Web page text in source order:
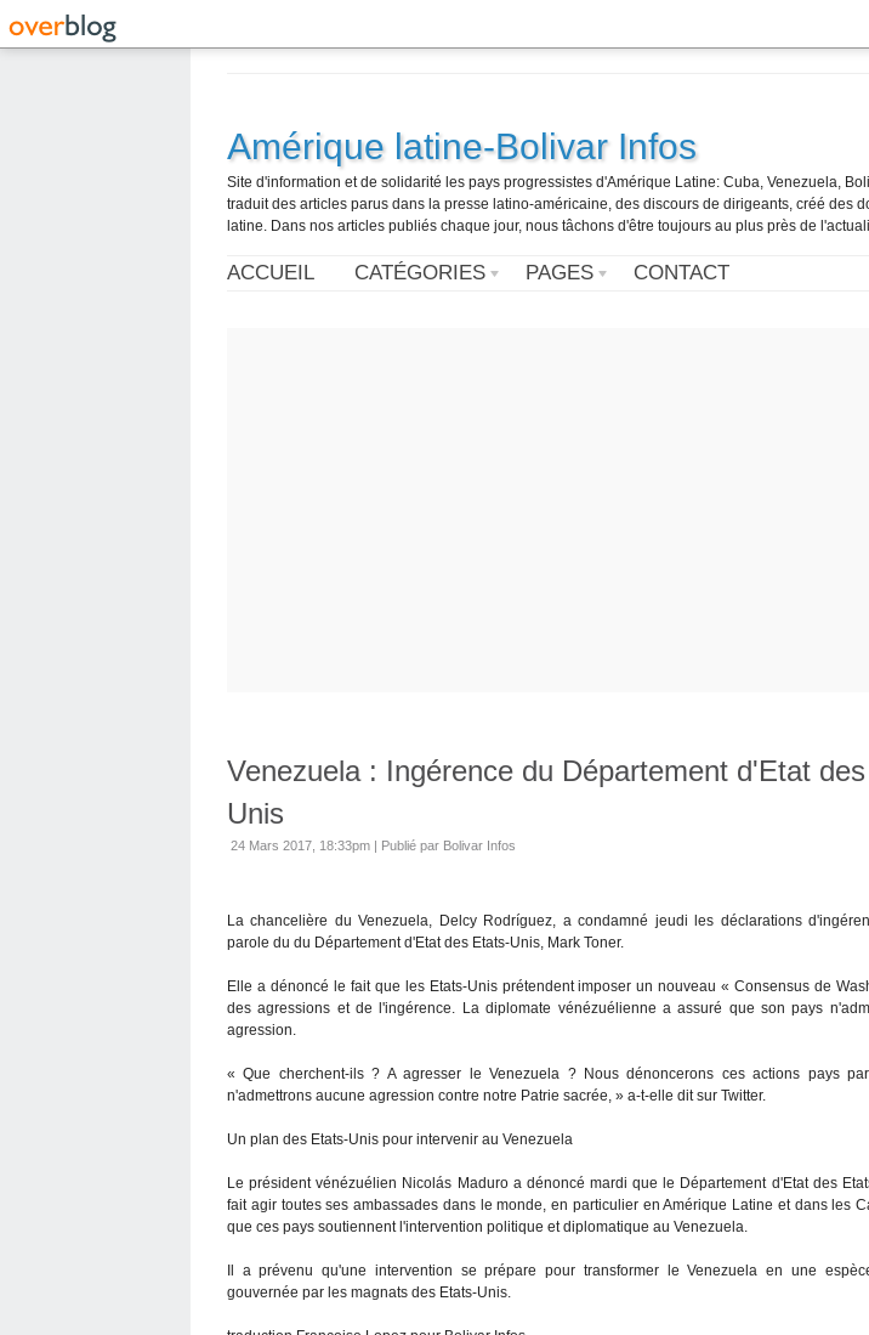
Amérique latine-Bolivar Infos
Site d'information et de solidarité les pays progressistes d'Amérique Latine: Cuba, Venezuela,
traduit des articles parus dans la presse latino-américaine, des discours de dirigeants, créé des
latine. Dans nos articles publiés chaque jour, nous tâchons d'être toujours au plus près de
ACCUEIL CATÉGORIES PAGES CONTACT
Venezuela : Ingérence du Département d'Etat
Unis
24 Mars 2017, 18:33pm | Publié par Bolivar Infos
La chancelière du Venezuela, Delcy Rodríguez, a condamné jeudi les déclarations
parole du du Département d'Etat des Etats-Unis, Mark Toner.
Elle a dénoncé le fait que les Etats-Unis prétendent imposer un nouveau « Consensus de
des agressions et de l'ingérence. La diplomate vénézuélienne a assuré que son pays
agression.
« Que cherchent-ils ? A agresser le Venezuela ? Nous dénoncerons ces actions pays
n'admettrons aucune agression contre notre Patrie sacrée, » a-t-elle dit sur Twitter.
Un plan des Etats-Unis pour intervenir au Venezuela
Le président vénézuélien Nicolás Maduro a dénoncé mardi que le Département d'Etat des
fait agir toutes ses ambassades dans le monde, en particulier en Amérique Latine et dans les
que ces pays soutiennent l'intervention politique et diplomatique au Venezuela.
Il a prévenu qu'une intervention se prépare pour transformer le Venezuela en une
gouvernée par les magnats des Etats-Unis.